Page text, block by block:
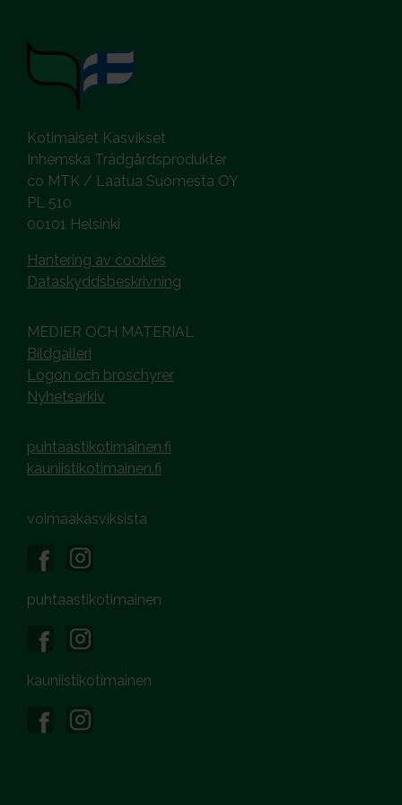
Kotimaiset Kasvikset
Inhemska Trädgårdsprodukter
co MTK / Laatua Suomesta OY
PL 510
00101 Helsinki
Hantering av cookies
Dataskyddsbeskrivning
MEDIER OCH MATERIAL
Bildgalleri
Logon och broschyrer
Nyhetsarkiv
puhtaastikotimainen.fi
kauniistikotimainen.fi
voimaakasviksista
puhtaastikotimainen
kauniistikotimainen